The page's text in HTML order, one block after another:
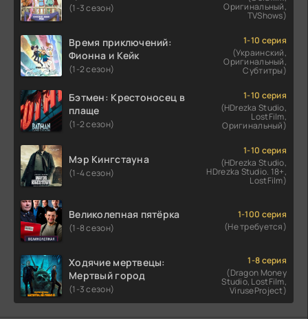
(1-3 сезон) Оригинальный,
TVShows)
Время приключений:
Фионна и Кейк
(1-2 сезон)
1-10 серия
(Украинский,
Оригинальный,
Субтитры)
Бэтмен: Крестоносец в
плаще
(1-2 сезон)
1-10 серия
(HDrezka Studio,
LostFilm,
Оригинальный)
Мэр Кингстауна
(1-4 сезон)
1-10 серия
(HDrezka Studio,
HDrezka Studio. 18+,
LostFilm)
Великолепная пятёрка
(1-8 сезон)
1-100 серия
(Не требуется)
Ходячие мертвецы:
Мертвый город
(1-3 сезон)
1-8 серия
(Dragon Money
Studio, LostFilm,
ViruseProject)